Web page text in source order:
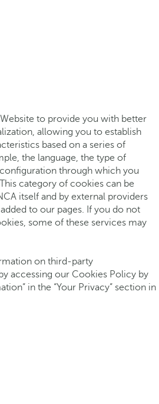
to provide you with better
allowing you to establish
based on a series of
the language, the type of
through which you
category of cookies can be
itself and by external providers
to our pages. If you do not
some of these services may
on third-party
accessing our Cookies Policy by
in the “Your Privacy” section in